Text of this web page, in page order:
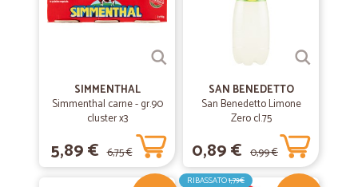
SIMMENTHAL
Simmenthal carne - gr.90
cluster x3
5,89 € 6,75 €
SAN BENEDETTO
San Benedetto Limone
Zero cl.75
0,89 € 0,99 €
RIBASSATO1,79€